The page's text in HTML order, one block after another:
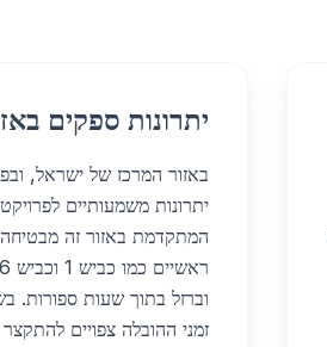
יתרונות ספקים
באזור המרכז של ישראל,
יתרונות משמעותיים
המתקדמת באזור זה